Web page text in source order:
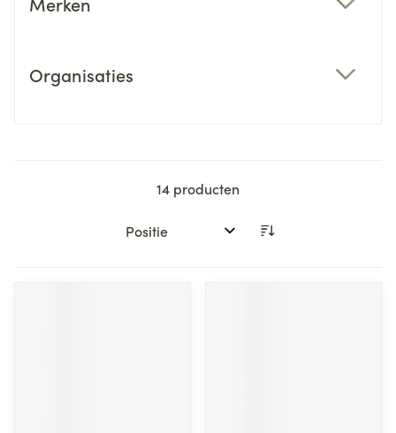
Organisaties
14 producten
Sorteer op: